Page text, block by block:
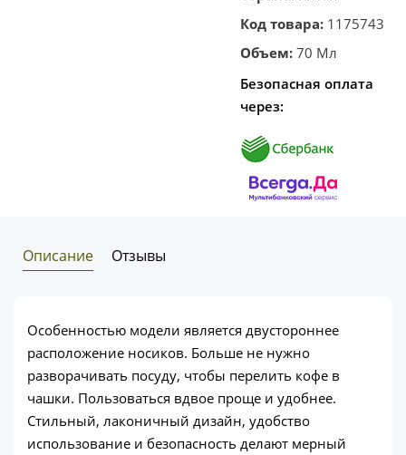
клик
Код товара: 1175743
Объем: 70 Мл
Безопасная оплата
через:
Описание Отзывы
Особенностью модели является двустороннее
расположение носиков. Больше не нужно
разворачивать посуду, чтобы перелить кофе в
чашки. Пользоваться вдвое проще и удобнее.
Стильный, лаконичный дизайн, удобство
использование и безопасность делают мерный